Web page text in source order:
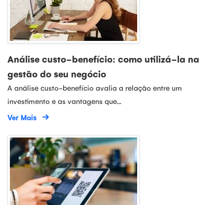
Análise custo-benefício: como utilizá-la na
gestão do seu negócio
A análise custo-benefício avalia a relação entre um
investimento e as vantagens que...
Ver Mais